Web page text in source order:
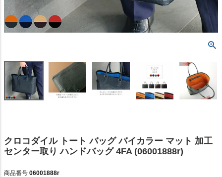
クロコダイル トート バッグ バイカラー マット 加工
センター取り ハンドバッグ 4FA (06001888r)
商品番号 06001888r